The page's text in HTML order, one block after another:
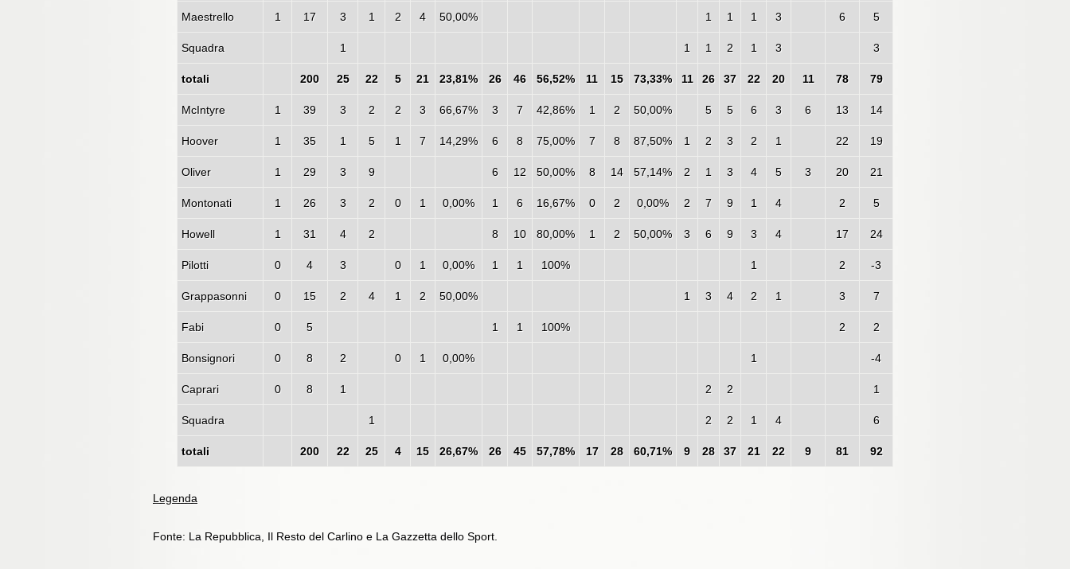
Maestrello 1 17 3 1 2 4 50,00% 1 1 1 3 6 5
Squadra 1 1 1 2 1 3 3
totali 200 25 22 5 21 23,81% 26 46 56,52% 11 15 73,33% 11 26 37 22 20 11 78 79
McIntyre 1 39 3 2 2 3 66,67% 3 7 42,86% 1 2 50,00% 5 5 6 3 6 13 14
Hoover 1 35 1 5 1 7 14,29% 6 8 75,00% 7 8 87,50% 1 2 3 2 1 22 19
Oliver 1 29 3 9 6 12 50,00% 8 14 57,14% 2 1 3 4 5 3 20 21
Montonati 1 26 3 2 0 1 0,00% 1 6 16,67% 0 2 0,00% 2 7 9 1 4 2 5
Howell 1 31 4 2 8 10 80,00% 1 2 50,00% 3 6 9 3 4 17 24
Pilotti 0 4 3 0 1 0,00% 1 1 100% 1 2 -3
Grappasonni 0 15 2 4 1 2 50,00% 1 3 4 2 1 3 7
Fabi 0 5 1 1 100% 2 2
Bonsignori 0 8 2 0 1 0,00% 1 -4
Caprari 0 8 1 2 2 1
Squadra 1 2 2 1 4 6
totali 200 22 25 4 15 26,67% 26 45 57,78% 17 28 60,71% 9 28 37 21 22 9 81 92
Legenda
Fonte: La Repubblica, Il Resto del Carlino e La Gazzetta dello Sport.